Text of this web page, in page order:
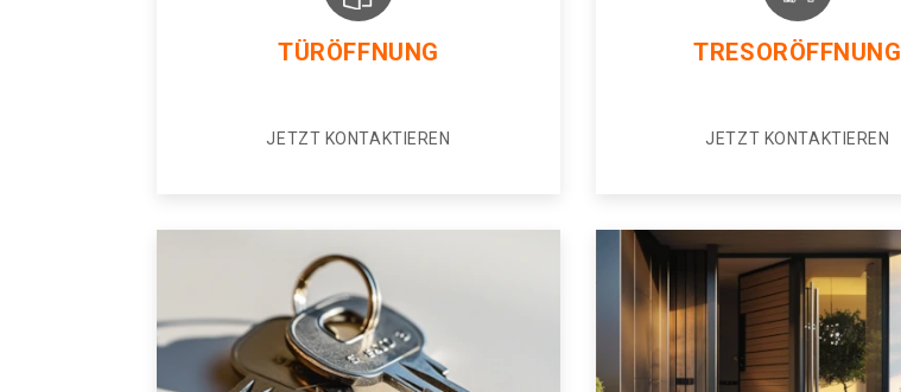
TÜRÖFFNUNG
JETZT KONTAKTIEREN
TRESORÖFFNUNG
JETZT KONTAKTIEREN